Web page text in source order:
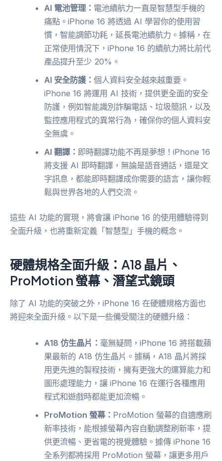
AI 電池管理： 電池續航力一直是智慧型手機的
痛點。iPhone 16 將透過 AI 學習你的使用習
慣，智能調節功耗，延長電池續航力。據稱，在
正常使用情況下，iPhone 16 的續航力將比前代
產品提升至少 20%。
AI 安全防護：個人資料安全越來越重要。
iPhone 16 將運用 AI 技術，提供更全面的安全
防護，例如智能識別詐騙電話、垃圾簡訊，以及
監控應用程式的異常行為，確保你的個人資料安
全無虞。
AI 翻譯： 即時翻譯功能不再是夢想！iPhone 16
將支援 AI 即時翻譯，無論是語音通話，還是文
字訊息，都能即時翻譯成你需要的語言，讓你輕
鬆與世界各地的人們交流。
這些 AI 功能的實現，將會讓 iPhone 16 的使用體驗得到
全面升級，也將重新定義「智慧型」手機的概念。
硬體規格全面升級：A18 晶片、
ProMotion 螢幕、潛望式鏡頭
除了 AI 功能的突破之外，iPhone 16 在硬體規格方面也
將迎來全面升級。以下是一些備受關注的硬體升級：
A18 仿生晶片： 毫無疑問，iPhone 16 將搭載蘋
果最新的 A18 仿生晶片。據稱，A18 晶片將採
用更先進的製程技術，擁有更強大的運算能力和
圖形處理能力，讓 iPhone 16 在運行各種應用
程式和遊戲時都能更加流暢。
ProMotion 螢幕： ProMotion 螢幕的自適應刷
新率技術，能根據螢幕內容自動調整刷新率，提
供更流暢、更省電的視覺體驗。據傳 iPhone 16
全系列都將採用 ProMotion 螢幕，讓更多用戶